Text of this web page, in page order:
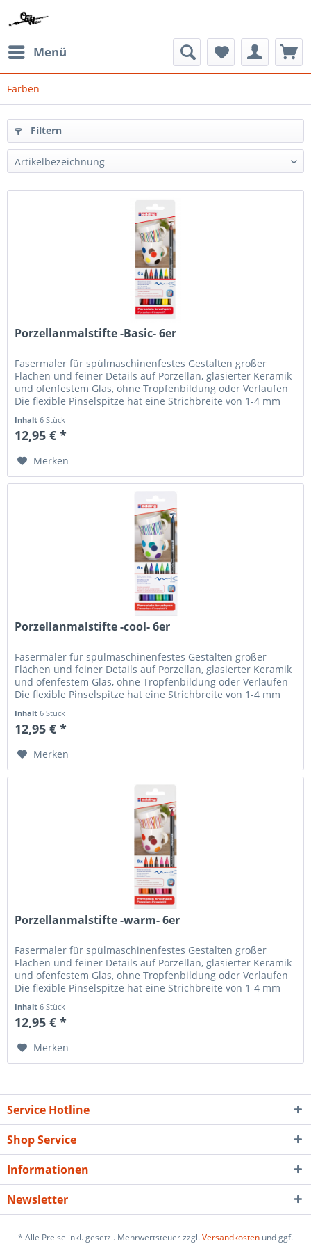
Menü
Farben
Filtern
Porzellanmalstifte -Basic- 6er
Fasermaler für spülmaschinenfestes Gestalten großer
Flächen und feiner Details auf Porzellan, glasierter Keramik
und ofenfestem Glas, ohne Tropfenbildung oder Verlaufen
Die flexible Pinselspitze hat eine Strichbreite von 1-4 mm
Inhalt6 Stück
12,95 € *
Merken
Porzellanmalstifte -cool- 6er
Fasermaler für spülmaschinenfestes Gestalten großer
Flächen und feiner Details auf Porzellan, glasierter Keramik
und ofenfestem Glas, ohne Tropfenbildung oder Verlaufen
Die flexible Pinselspitze hat eine Strichbreite von 1-4 mm
Inhalt6 Stück
12,95 € *
Merken
Porzellanmalstifte -warm- 6er
Fasermaler für spülmaschinenfestes Gestalten großer
Flächen und feiner Details auf Porzellan, glasierter Keramik
und ofenfestem Glas, ohne Tropfenbildung oder Verlaufen
Die flexible Pinselspitze hat eine Strichbreite von 1-4 mm
Inhalt6 Stück
12,95 € *
Merken
Service Hotline
Shop Service
Informationen
Newsletter
* Alle Preise inkl. gesetzl. Mehrwertsteuer zzgl.Versandkosten und ggf.